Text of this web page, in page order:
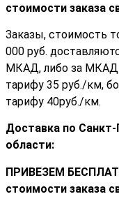
стоимости заказа
Заказы, стоимость
000 руб.
МКАД, либо за МКАД
тарифу 35 руб./км,
тарифу 40руб./км.
Доставка по Санкт-
области:
ПРИВЕЗЕМ
стоимости заказа